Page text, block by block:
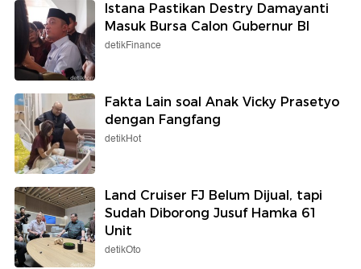
Istana Pastikan Destry Damayanti
Masuk Bursa Calon Gubernur BI
detikFinance
Fakta Lain soal Anak Vicky Prasetyo
dengan Fangfang
detikHot
Land Cruiser FJ Belum Dijual, tapi
Sudah Diborong Jusuf Hamka 61
Unit
detikOto